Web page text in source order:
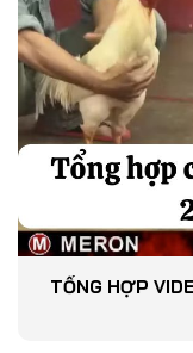
TỔNG HỢP